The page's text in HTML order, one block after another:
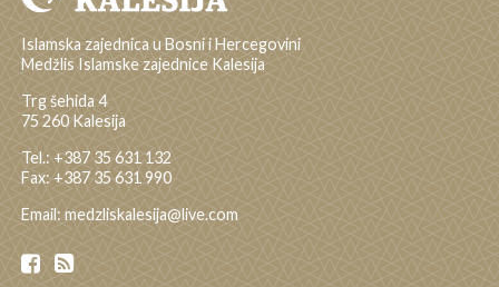
Islamska zajednica u Bosni i Hercegovini
Medžlis Islamske zajednice Kalesija
Trg šehida 4
75 260 Kalesija
Tel.: +387 35 631 132
Fax: +387 35 631 990
Email: medzliskalesija@live.com